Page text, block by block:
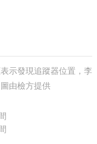
示發現追蹤器位置，李
由檢方提供